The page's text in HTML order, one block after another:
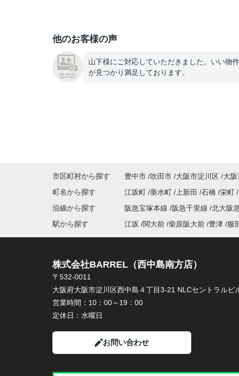
他のお客様の声
山下様にご対応していただきました。いい物件
が見つかり満足しております。
市区町村から探す 豊中市 吹田市 大阪市淀川区 大
町名から探す
江坂町 垂水町 上新田 石橋 栄町
沿線から探す
阪急宝塚本線 阪急千里線 北大阪
駅から探す
江坂 関大前 柴原阪大前 豊津 服
株式会社BARREL（西中島南方店）
〒532-0011
大阪府大阪市淀川区西中島４丁目3-21 NLCセントラルビ
営業時間： 10：00～19：00
定休日： 水曜日
お問い合わせ